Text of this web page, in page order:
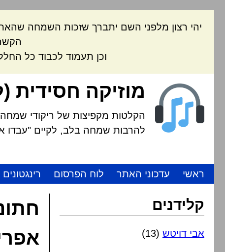
יהי רצון מלפני השם יתברך שזכות השמחה
וכן תעמוד לכבוד כל
מוזיקה חסידית
הקלטות מקפיצות של ריקודי שמחה
להרבות שמחה בלב, לקיים "עבדו
ראשי עדכוני האתר לוח הפרסום רינגטונים
קלידנים
אבי דויטש (13)